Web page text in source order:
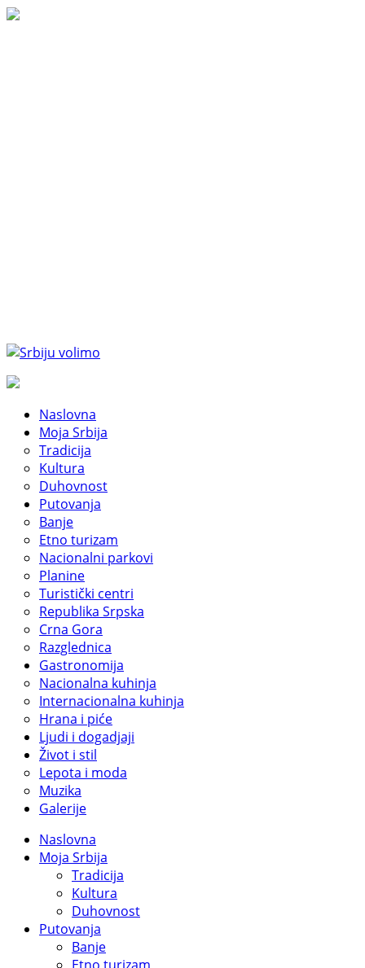
Naslovna
Moja Srbija
Tradicija
Kultura
Duhovnost
Putovanja
Banje
Etno turizam
Nacionalni parkovi
Planine
Turistički centri
Republika Srpska
Crna Gora
Razglednica
Gastronomija
Nacionalna kuhinja
Internacionalna kuhinja
Hrana i piće
Ljudi i dogadjaji
Život i stil
Lepota i moda
Muzika
Galerije
Naslovna
Moja Srbija
Tradicija
Kultura
Duhovnost
Putovanja
Banje